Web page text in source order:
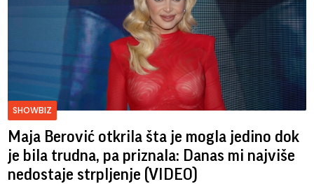
SHOWBIZ
Maja Berović otkrila šta je mogla jedino dok
je bila trudna, pa priznala: Danas mi najviše
nedostaje strpljenje (VIDEO)